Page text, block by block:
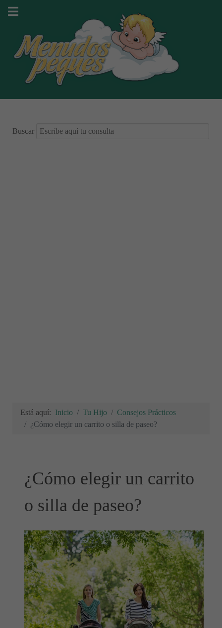
Buscar
Está aquí: Inicio Tu Hijo
Consejos Prácticos
¿Cómo elegir un carrito o silla de paseo?
¿Cómo elegir un carrito
o silla de paseo?